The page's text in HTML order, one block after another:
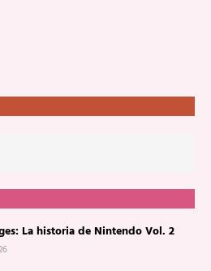
La historia de Nintendo Vol. 2